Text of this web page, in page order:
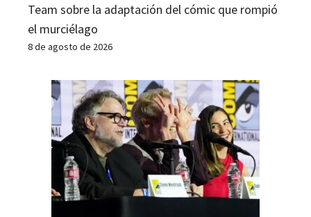
Team sobre la adaptación del cómic que rompió
el murciélago
8 de agosto de 2026